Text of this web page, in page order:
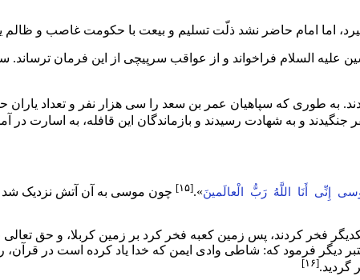
اما امام حاضر نشد ذلّت تسلیم و بیعت با حکومت غاصب و ظالم
علیه السلام فراخواند و از عواقب سرپیچی از این فرمان
به طوری که سپاهیان عمر بن سعد
جنگیدند و به شهادت رسیدند و بازماندگان این قافله، به اسارت در
إِنِّی أَنَا اللَّهُ رَبُّ الْعالَمینَ».[۱۵]
چون موسی به آن آتش نزدیک شد
فخر کردند، پس زمین کعبه فخر کرد بر زمین کربلا، و حق تعالى
دیگر فرمود که: شاطى وادى ایمن که خدا یاد کرده است در قرآن،
گردید.[۱۶]